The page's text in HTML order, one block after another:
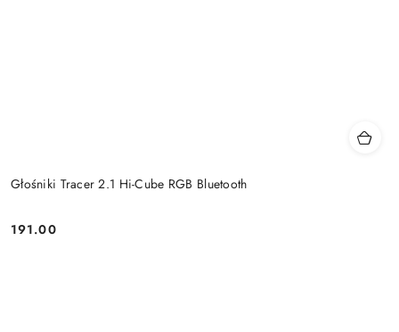
Głośniki Tracer 2.1 Hi-Cube RGB Bluetooth
Price:
191.00